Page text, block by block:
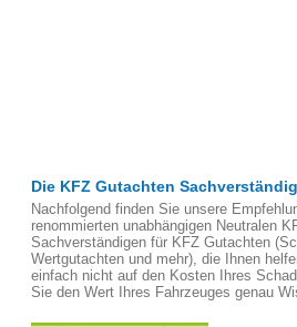
Die KFZ Gutachten
Nachfolgend finden Sie unsere
renommierten unabhängigen Neutralen
Sachverständigen für KFZ Gutachten
Wertgutachten und mehr), die Ihnen
einfach nicht auf den Kosten Ihres
Sie den Wert Ihres Fahrzeuges genau